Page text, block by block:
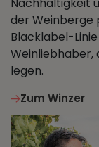
Nachhaltigkeit
der Weinberge
Blacklabel-
Weinliebhaber,
legen.
Zum Winzer